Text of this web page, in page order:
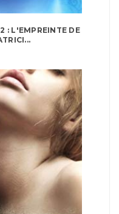
: L'EMPREINTE DE